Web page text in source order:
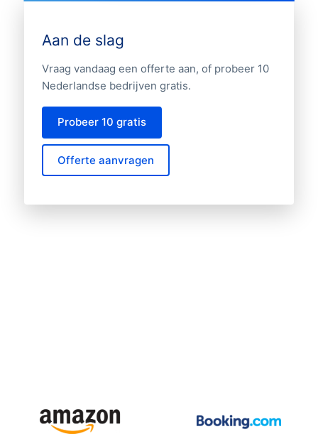
Aan de slag
Vraag vandaag een offerte aan, of probeer 10
Nederlandse bedrijven gratis.
Probeer 10 gratis
Offerte aanvragen